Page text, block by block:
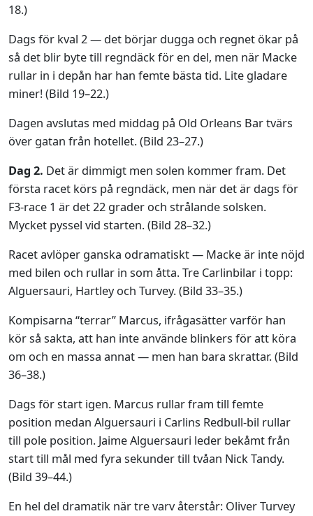
18.)
Dags för kval 2 — det börjar dugga och regnet ökar på
så det blir byte till regndäck för en del, men när Macke
rullar in i depån har han femte bästa tid. Lite gladare
miner! (Bild 19–22.)
Dagen avslutas med middag på Old Orleans Bar tvärs
över gatan från hotellet. (Bild 23–27.)
Dag 2. Det är dimmigt men solen kommer fram. Det
första racet körs på regndäck, men när det är dags för
F3-race 1 är det 22 grader och strålande solsken.
Mycket pyssel vid starten. (Bild 28–32.)
Racet avlöper ganska odramatiskt — Macke är inte nöjd
med bilen och rullar in som åtta. Tre Carlinbilar i topp:
Alguersauri, Hartley och Turvey. (Bild 33–35.)
Kompisarna “terrar” Marcus, ifrågasätter varför han
kör så sakta, att han inte använde blinkers för att köra
om och en massa annat — men han bara skrattar. (Bild
36–38.)
Dags för start igen. Marcus rullar fram till femte
position medan Alguersauri i Carlins Redbull-bil rullar
till pole position. Jaime Alguersauri leder bekåmt från
start till mål med fyra sekunder till tvåan Nick Tandy.
(Bild 39–44.)
En hel del dramatik när tre varv återstår: Oliver Turvey